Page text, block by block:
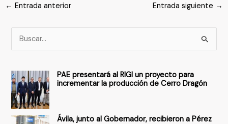
← Entrada anterior Entrada siguiente →
u
c
a
r
PAE presentará al RIGI un proyecto para
incrementar la producción de Cerro Dragón
Ávila, junto al Gobernador, recibieron a Pérez